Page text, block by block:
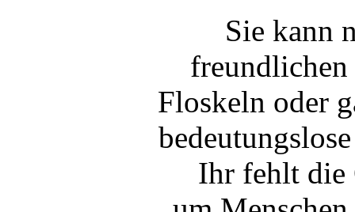
Sie kann
Floskeln oder
Ihr fehlt die